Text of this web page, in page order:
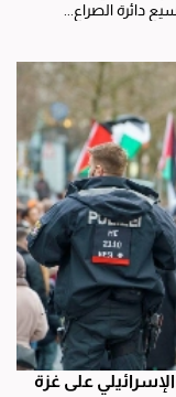
دائرة الصراع...